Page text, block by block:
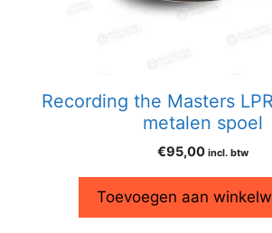
Recording the Masters
metalen spoel
€95,00 incl. btw
Toevoegen aan